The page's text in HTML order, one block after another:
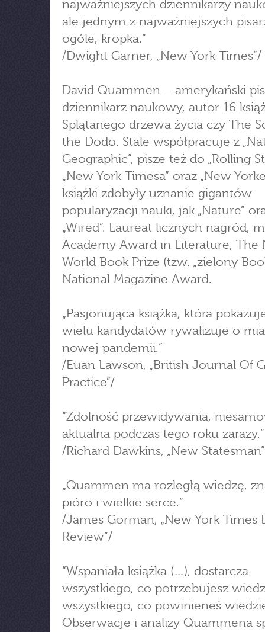
najważniejszych dziennikarzy
ale jednym z najważniejszych
ogóle, kropka.”
/Dwight Garner, „New York Times”/
David Quammen – amerykański
dziennikarz naukowy, autor 16
Splątanego drzewa życia czy The
the Dodo. Stale współpracuje z
Geographic”, pisze też do „Rolling
„New York Timesa” oraz „New
książki zdobyły uznanie gigantów
popularyzacji nauki, jak „Nature”
„Wired”. Laureat licznych nagród,
Academy Award in Literature, The
World Book Prize (tzw. „zielony
National Magazine Award.
„Pasjonująca książka, która
wielu kandydatów rywalizuje o
nowej pandemii.”
/Euan Lawson, „British Journal Of
Practice”/
“Zdolność przewidywania,
aktualna podczas tego roku zarazy.”
/Richard Dawkins, „New
„Quammen ma rozległą wiedzę,
pióro i wielkie serce.”
/James Gorman, „New York Times
Review”/
“Wspaniała książka (…), dostarcza
wszystkiego, co potrzebujesz
wszystkiego, co powinieneś
Obserwacje i analizy Quammena